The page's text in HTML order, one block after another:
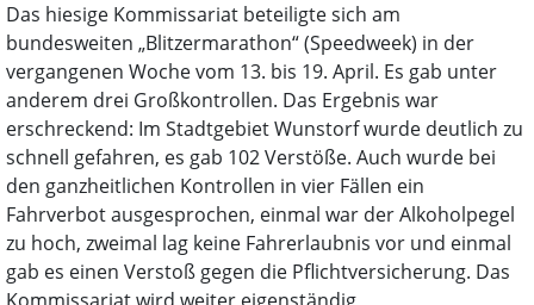
Das hiesige Kommissariat beteiligte sich am
bundesweiten „Blitzermarathon“ (Speedweek) in der
vergangenen Woche vom 13. bis 19. April. Es gab unter
anderem drei Großkontrollen. Das Ergebnis war
erschreckend: Im Stadtgebiet Wunstorf wurde deutlich zu
schnell gefahren, es gab 102 Verstöße. Auch wurde bei
den ganzheitlichen Kontrollen in vier Fällen ein
Fahrverbot ausgesprochen, einmal war der Alkoholpegel
zu hoch, zweimal lag keine Fahrerlaubnis vor und einmal
gab es einen Verstoß gegen die Pflichtversicherung. Das